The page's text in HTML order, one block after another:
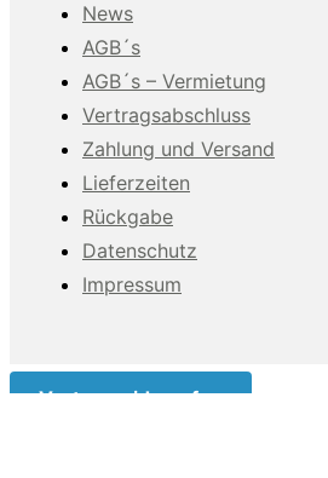
News
AGB´s
AGB´s – Vermietung
Vertragsabschluss
Zahlung und Versand
Lieferzeiten
Rückgabe
Datenschutz
Impressum
Vertrag widerrufen